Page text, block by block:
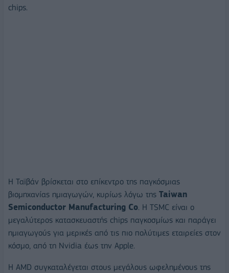
chips.
Η Ταϊβάν βρίσκεται στο επίκεντρο της παγκόσμιας
βιομηχανίας ημιαγωγών, κυρίως λόγω της Taiwan
Semiconductor Manufacturing Co. Η TSMC είναι ο
μεγαλύτερος κατασκευαστής chips παγκοσμίως και παράγει
ημιαγωγούς για μερικές από τις πιο πολύτιμες εταιρείες στον
κόσμο, από τη Nvidia έως την Apple.
Η AMD συγκαταλέγεται στους μεγάλους ωφελημένους της